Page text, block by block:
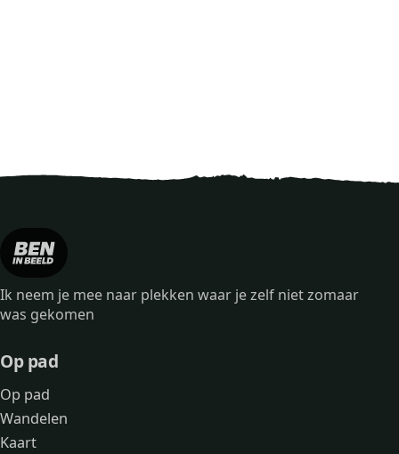
Ik neem je mee naar plekken waar je zelf niet zomaar
was gekomen
Op pad
Op pad
Wandelen
Kaart